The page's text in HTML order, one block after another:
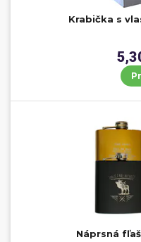
Krabička s
Náprsná